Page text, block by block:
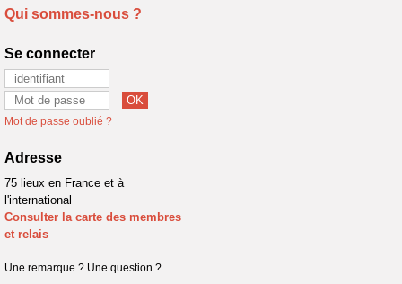
Qui sommes-nous ?
Se connecter
Mot de passe oublié ?
Adresse
75 lieux en France et à
l'international
Consulter la carte des membres
et relais
Une remarque ? Une question ?